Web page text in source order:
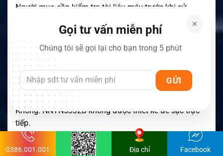
Người mua cần kiểm tra tài liệu máy trước khi sử
NNTN5332B có phải pin sạc không?
Không. Đây là hộp chứa pin AA Alkaline rời.
Có thể đặt hộp pin vào đế sạc không?
Không. NNTN5332B không được thiết kế để sạc trực
tiếp.
Có thể trộn pin mới và pin cũ không?
Gọi tư vấn miễn phí
Chúng tôi sẽ gọi lại cho bạn trong 5 phút
0386.001.001 Địa chỉ Facebook